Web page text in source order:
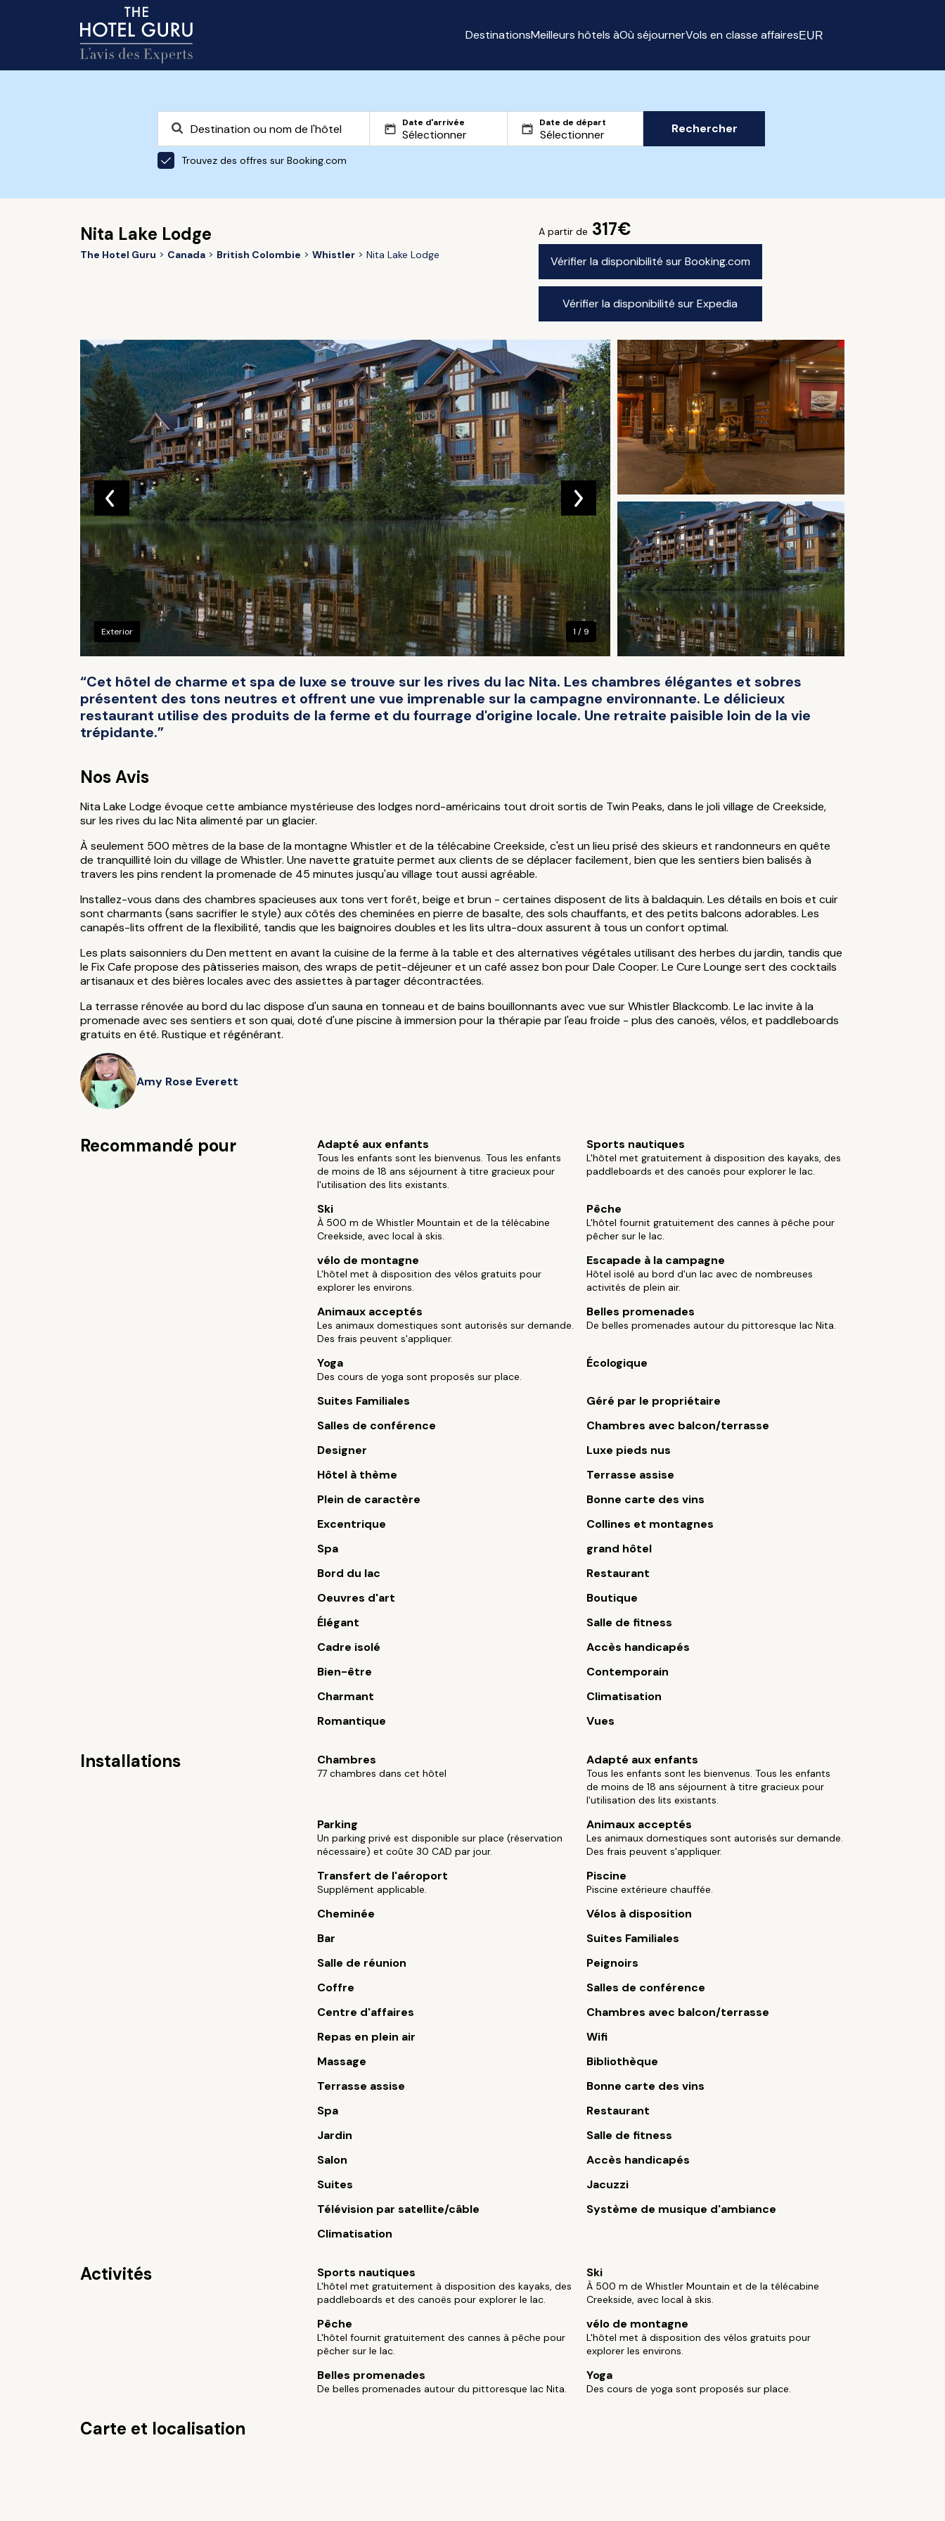
DestinationsMeilleurs hôtels àOù séjournerVols en classe affairesEUR
Date d'arrivée Date de départ
Trouvez des offres sur Booking.com
Rechercher
Nita Lake Lodge
The Hotel Guru Canada British Colombie Whistler Nita Lake Lodge
A partir de 317€
Vérifier la disponibilité sur Booking.com
Vérifier la disponibilité sur Expedia
Exterior 1 / 9
“Cet hôtel de charme et spa de luxe se trouve sur les rives du lac Nita. Les chambres élégantes et sobres
présentent des tons neutres et offrent une vue imprenable sur la campagne environnante. Le délicieux
restaurant utilise des produits de la ferme et du fourrage d'origine locale. Une retraite paisible loin de la vie
trépidante.”
Nos Avis
Nita Lake Lodge évoque cette ambiance mystérieuse des lodges nord-américains tout droit sortis de Twin Peaks, dans le joli village de Creekside,
sur les rives du lac Nita alimenté par un glacier.
À seulement 500 mètres de la base de la montagne Whistler et de la télécabine Creekside, c'est un lieu prisé des skieurs et randonneurs en quête
de tranquillité loin du village de Whistler. Une navette gratuite permet aux clients de se déplacer facilement, bien que les sentiers bien balisés à
travers les pins rendent la promenade de 45 minutes jusqu'au village tout aussi agréable.
Installez-vous dans des chambres spacieuses aux tons vert forêt, beige et brun - certaines disposent de lits à baldaquin. Les détails en bois et cuir
sont charmants (sans sacrifier le style) aux côtés des cheminées en pierre de basalte, des sols chauffants, et des petits balcons adorables. Les
canapés-lits offrent de la flexibilité, tandis que les baignoires doubles et les lits ultra-doux assurent à tous un confort optimal.
Les plats saisonniers du Den mettent en avant la cuisine de la ferme à la table et des alternatives végétales utilisant des herbes du jardin, tandis que
le Fix Cafe propose des pâtisseries maison, des wraps de petit-déjeuner et un café assez bon pour Dale Cooper. Le Cure Lounge sert des cocktails
artisanaux et des bières locales avec des assiettes à partager décontractées.
La terrasse rénovée au bord du lac dispose d'un sauna en tonneau et de bains bouillonnants avec vue sur Whistler Blackcomb. Le lac invite à la
promenade avec ses sentiers et son quai, doté d'une piscine à immersion pour la thérapie par l'eau froide - plus des canoës, vélos, et paddleboards
gratuits en été. Rustique et régénérant.
Amy Rose Everett
Recommandé pour Adapté aux enfants
Tous les enfants sont les bienvenus. Tous les enfants
de moins de 18 ans séjournent à titre gracieux pour
l'utilisation des lits existants.
Sports nautiques
L'hôtel met gratuitement à disposition des kayaks, des
paddleboards et des canoës pour explorer le lac.
Ski
À 500 m de Whistler Mountain et de la télécabine
Creekside, avec local à skis.
Pêche
L'hôtel fournit gratuitement des cannes à pêche pour
pêcher sur le lac.
vélo de montagne
L'hôtel met à disposition des vélos gratuits pour
explorer les environs.
Escapade à la campagne
Hôtel isolé au bord d'un lac avec de nombreuses
activités de plein air.
Animaux acceptés
Les animaux domestiques sont autorisés sur demande.
Des frais peuvent s'appliquer.
Belles promenades
De belles promenades autour du pittoresque lac Nita.
Yoga
Des cours de yoga sont proposés sur place.
Écologique
Suites Familiales
Géré par le propriétaire
Salles de conférence
Chambres avec balcon/terrasse
Designer
Luxe pieds nus
Hôtel à thème
Terrasse assise
Plein de caractère
Bonne carte des vins
Excentrique
Collines et montagnes
Spa
grand hôtel
Bord du lac
Restaurant
Oeuvres d'art
Boutique
Élégant
Salle de fitness
Cadre isolé
Accès handicapés
Bien-être
Contemporain
Charmant
Climatisation
Romantique
Vues
Installations Chambres
77 chambres dans cet hôtel
Adapté aux enfants
Tous les enfants sont les bienvenus. Tous les enfants
de moins de 18 ans séjournent à titre gracieux pour
l'utilisation des lits existants.
Parking
Un parking privé est disponible sur place (réservation
nécessaire) et coûte 30 CAD par jour.
Animaux acceptés
Les animaux domestiques sont autorisés sur demande.
Des frais peuvent s'appliquer.
Transfert de l'aéroport
Supplément applicable.
Piscine
Piscine extérieure chauffée.
Cheminée
Vélos à disposition
Bar
Suites Familiales
Salle de réunion
Peignoirs
Coffre
Salles de conférence
Centre d'affaires
Chambres avec balcon/terrasse
Repas en plein air
Wifi
Massage
Bibliothèque
Terrasse assise
Bonne carte des vins
Spa
Restaurant
Jardin
Salle de fitness
Salon
Accès handicapés
Suites
Jacuzzi
Télévision par satellite/câble
Système de musique d'ambiance
Climatisation
Activités Sports nautiques
L'hôtel met gratuitement à disposition des kayaks, des
paddleboards et des canoës pour explorer le lac.
Ski
À 500 m de Whistler Mountain et de la télécabine
Creekside, avec local à skis.
Pêche
L'hôtel fournit gratuitement des cannes à pêche pour
pêcher sur le lac.
vélo de montagne
L'hôtel met à disposition des vélos gratuits pour
explorer les environs.
Belles promenades
De belles promenades autour du pittoresque lac Nita.
Yoga
Des cours de yoga sont proposés sur place.
Carte et localisation